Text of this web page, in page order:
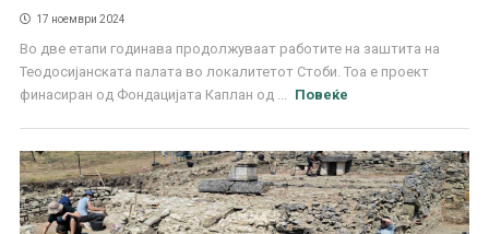
17 ноември 2024
Во две етапи годинава продолжуваат работите на заштита на
Теодосијанската палата во локалитетот Стоби. Тоа е проект
финасиран од Фондацијата Каплан од ...
Повеќе